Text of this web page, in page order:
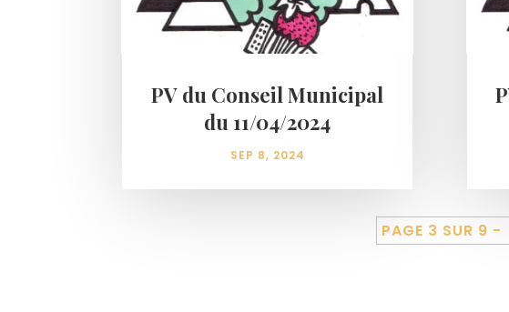
PV du Conseil Municipal
du 11/04/2024
SEP 8, 2024
PAGE 3 SUR 9 -